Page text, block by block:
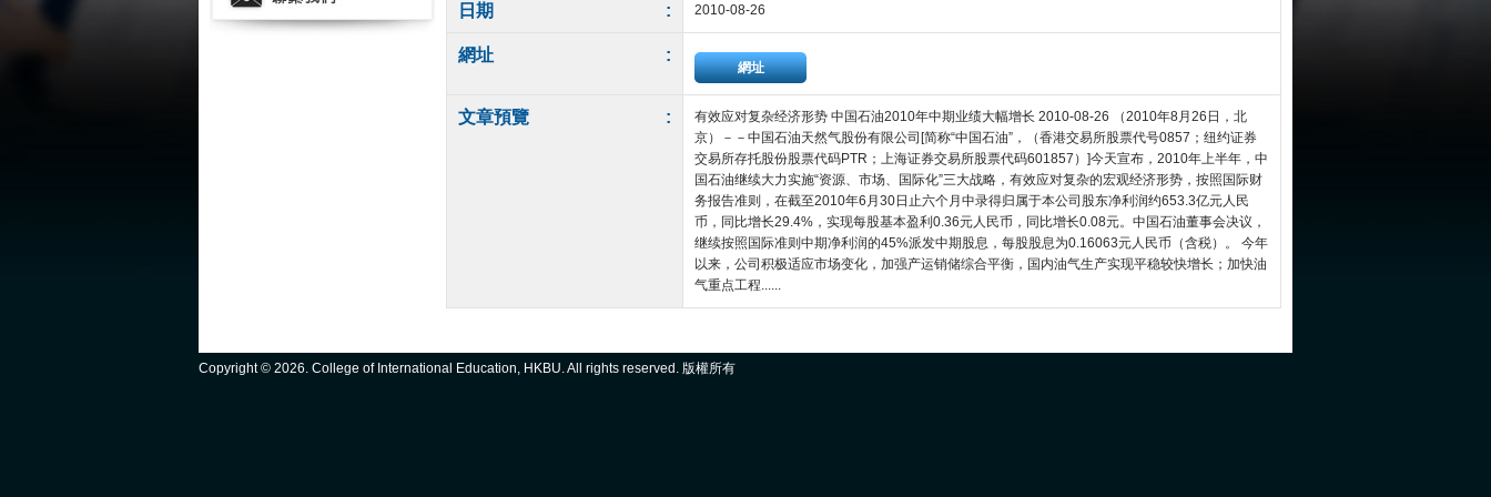
日期 : 2010-08-26
網址 :
網址
文章預覽 :
有效应对复杂经济形势 中国石油2010年中期业绩大幅增长 2010-08-26 （2010年8月26日，北
京）－－中国石油天然气股份有限公司[简称“中国石油”，（香港交易所股票代号0857；纽约证券
交易所存托股份股票代码PTR；上海证券交易所股票代码601857）]今天宣布，2010年上半年，中
国石油继续大力实施“资源、市场、国际化”三大战略，有效应对复杂的宏观经济形势，按照国际财
务报告准则，在截至2010年6月30日止六个月中录得归属于本公司股东净利润约653.3亿元人民
币，同比增长29.4%，实现每股基本盈利0.36元人民币，同比增长0.08元。中国石油董事会决议，
继续按照国际准则中期净利润的45%派发中期股息，每股股息为0.16063元人民币（含税）。 今年
以来，公司积极适应市场变化，加强产运销储综合平衡，国内油气生产实现平稳较快增长；加快油
气重点工程......
Copyright © 2026. College of International Education, HKBU. All rights reserved. 版權所有